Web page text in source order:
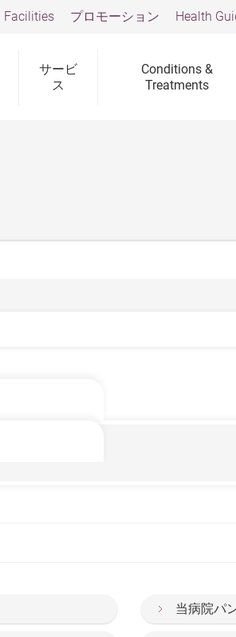
サービ
ス
Conditions &
Treatments
Facilities プロモーション Health
当病院パ